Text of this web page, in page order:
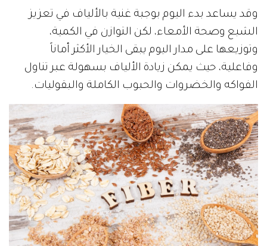
وقد يساعد بدء اليوم بوجبة غنية بالألياف في تعزيز
الشبع وصحة الأمعاء، لكن التوازن في الكمية،
وتوزيعها على مدار اليوم يبقى الخيار الأكثر أماناً
وفاعلية، حيث يمكن زيادة الألياف بسهولة عبر تناول
الفواكه والخضروات والحبوب الكاملة والبقوليات.